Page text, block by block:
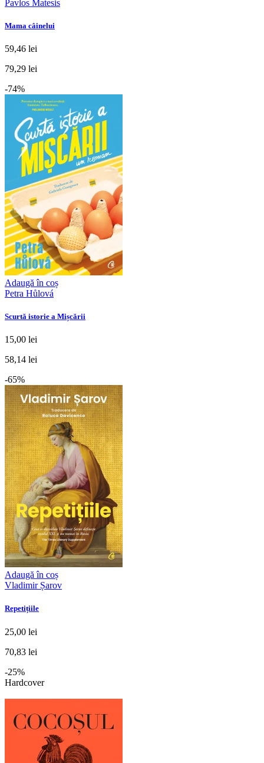
Pavlos Matesis
Mama câinelui
59,46 lei
79,29 lei
-74%
Adaugă în coș
Petra Hůlová
Scurtă istorie a Mișcării
15,00 lei
58,14 lei
-65%
Adaugă în coș
Vladimir Șarov
Repetițiile
25,00 lei
70,83 lei
-25%
Hardcover